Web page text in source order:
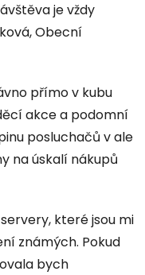
je vždy
Obecní
přímo v kubu
akce a podomní
posluchačů v ale
na úskalí nákupů
které jsou mi
známých. Pokud
bych